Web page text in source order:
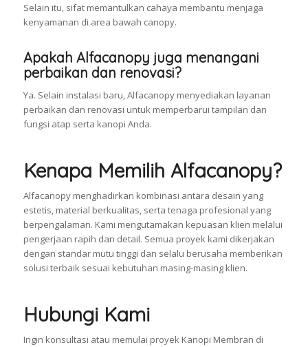
Selain itu, sifat memantulkan cahaya membantu menjaga
kenyamanan di area bawah canopy.
Apakah Alfacanopy juga menangani
perbaikan dan renovasi?
Ya. Selain instalasi baru, Alfacanopy menyediakan layanan
perbaikan dan renovasi untuk memperbarui tampilan dan
fungsi atap serta kanopi Anda.
Kenapa Memilih Alfacanopy?
Alfacanopy menghadirkan kombinasi antara desain yang
estetis, material berkualitas, serta tenaga profesional yang
berpengalaman. Kami mengutamakan kepuasan klien melalui
pengerjaan rapih dan detail. Semua proyek kami dikerjakan
dengan standar mutu tinggi dan selalu berusaha memberikan
solusi terbaik sesuai kebutuhan masing-masing klien.
Hubungi Kami
Ingin konsultasi atau memulai proyek Kanopi Membran di